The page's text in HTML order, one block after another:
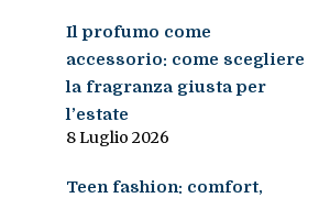
Il profumo come
accessorio: come scegliere
la fragranza giusta per
l’estate
8 Luglio 2026
Teen fashion: comfort,